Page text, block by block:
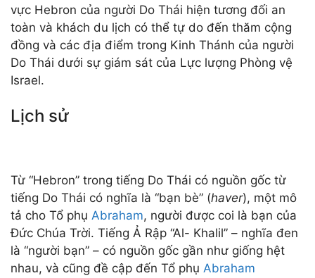
vực Hebron của người Do Thái hiện tương đối an
toàn và khách du lịch có thể tự do đến thăm cộng
đồng và các địa điểm trong Kinh Thánh của người
Do Thái dưới sự giám sát của Lực lượng Phòng vệ
Israel.
Lịch sử
Từ “Hebron” trong tiếng Do Thái có nguồn gốc từ
tiếng Do Thái có nghĩa là “bạn bè” (haver), một mô
tả cho Tổ phụ Abraham, người được coi là bạn của
Đức Chúa Trời. Tiếng Ả Rập “Al- Khalil” – nghĩa đen
là “người bạn” – có nguồn gốc gần như giống hệt
nhau, và cũng đề cập đến Tổ phụ Abraham